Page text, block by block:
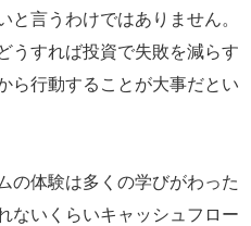
と言うわけではありません。
うすれば投資で失敗を減らす
ら行動することが大事だとい
の体験は多くの学びがわった
ないくらいキャッシュフロー